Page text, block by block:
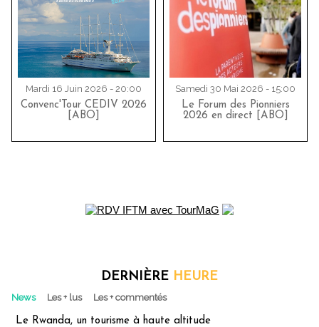
Mardi 16 Juin 2026 - 20:00
Convenc'Tour CEDIV 2026
[ABO]
Samedi 30 Mai 2026 - 15:00
Le Forum des Pionniers
2026 en direct [ABO]
DERNIÈRE HEURE
News Les + lus Les + commentés
Le Rwanda, un tourisme à haute altitude